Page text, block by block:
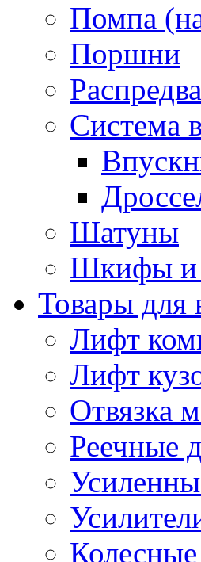
Помпа
Поршни
Система
Шатуны
Шкифы и
Товары для
Лифт
Лифт
Отвязка
Реечные